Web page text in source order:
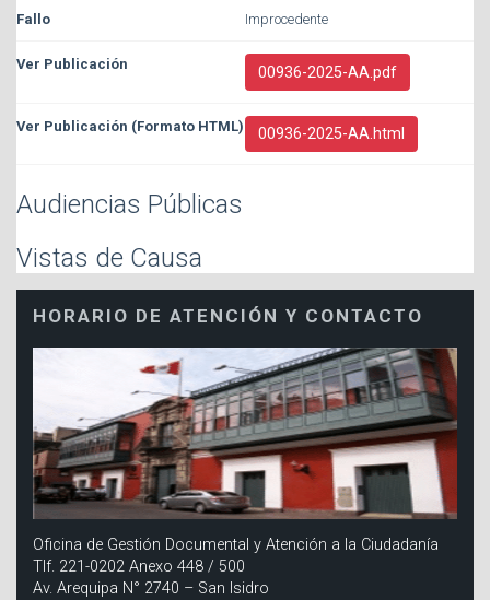
Improcedente
00936-2025-AA.pdf
00936-2025-AA.html
Audiencias Públicas
Vistas de Causa
HORARIO DE ATENCIÓN Y CONTACTO
Oficina de Gestión Documental y Atención a la Ciudadanía
Tlf. 221-0202 Anexo 448 / 500
Av. Arequipa N° 2740 – San Isidro